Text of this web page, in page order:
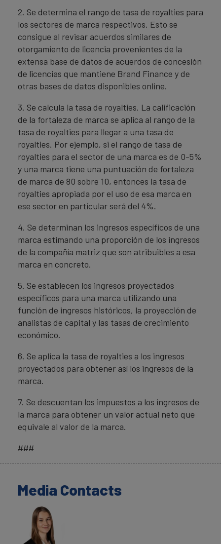
2. Se determina el rango de tasa de royalties para
los sectores de marca respectivos. Esto se
consigue al revisar acuerdos similares de
otorgamiento de licencia provenientes de la
extensa base de datos de acuerdos de concesión
de licencias que mantiene Brand Finance y de
otras bases de datos disponibles online.
3. Se calcula la tasa de royalties. La calificación
de la fortaleza de marca se aplica al rango de la
tasa de royalties para llegar a una tasa de
royalties. Por ejemplo, si el rango de tasa de
royalties para el sector de una marca es de 0-5%
y una marca tiene una puntuación de fortaleza
de marca de 80 sobre 10, entonces la tasa de
royalties apropiada por el uso de esa marca en
ese sector en particular será del 4%.
4. Se determinan los ingresos específicos de una
marca estimando una proporción de los ingresos
de la compañía matriz que son atribuibles a esa
marca en concreto.
5. Se establecen los ingresos proyectados
específicos para una marca utilizando una
función de ingresos históricos, la proyección de
analistas de capital y las tasas de crecimiento
económico.
6. Se aplica la tasa de royalties a los ingresos
proyectados para obtener así los ingresos de la
marca.
7. Se descuentan los impuestos a los ingresos de
la marca para obtener un valor actual neto que
equivale al valor de la marca.
###
Media Contacts